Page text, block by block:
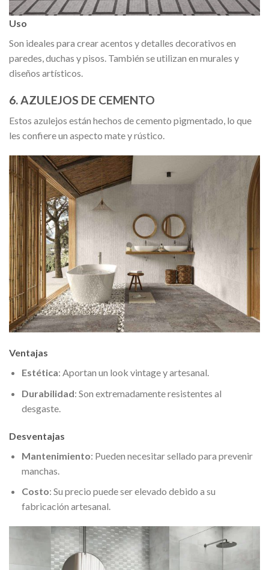
Uso
Son ideales para crear acentos y detalles decorativos en
paredes, duchas y pisos. También se utilizan en murales y
diseños artísticos.
6. AZULEJOS DE CEMENTO
Estos azulejos están hechos de cemento pigmentado, lo que
les confiere un aspecto mate y rústico.
Ventajas
Estética: Aportan un look vintage y artesanal.
Durabilidad: Son extremadamente resistentes al
desgaste.
Desventajas
Mantenimiento: Pueden necesitar sellado para prevenir
manchas.
Costo: Su precio puede ser elevado debido a su
fabricación artesanal.